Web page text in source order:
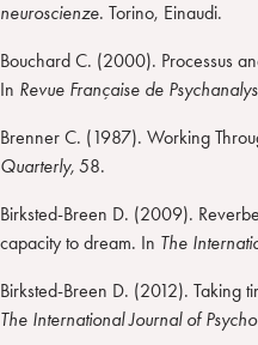
neuroscienze. Torino, Einaudi.
Bouchard C. (2000). Processus
In Revue Française de
Brenner C. (1987). Working
Quarterly, 58.
Birksted-Breen D. (2009).
capacity to dream. In The
Birksted-Breen D. (2012). Taking
The International Journal of